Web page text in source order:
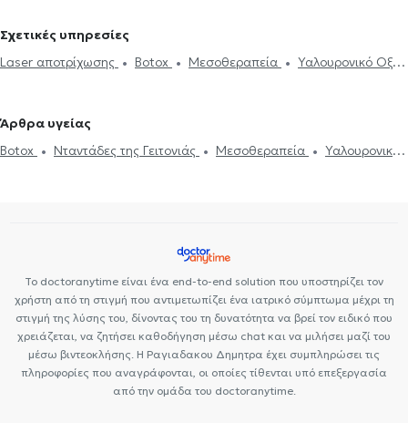
Σχετικές υπηρεσίες
Laser αποτρίχωσης
Botox Μεσοθεραπεία
Υαλουρονικό Οξύ -
σμηγματορροϊκής δερματίτιδας
Ιατρικές βεβαιώσεις
Πιστοποιητικά υγείας για εργασία
Άρθρα υγείας
Botox
Νταντάδες της Γειτονιάς Μεσοθεραπεία
Υαλουρονικό
Έκζεμα
Βλεφαροπλαστική
Απολέπιση προσώπου
Έρπης
Το doctoranytime είναι ένα end-to-end solution που υποστηρίζει τον
χρήστη από τη στιγμή που αντιμετωπίζει ένα ιατρικό σύμπτωμα μέχρι τη
στιγμή της λύσης του, δίνοντας του τη δυνατότητα να βρεί τον ειδικό που
χρειάζεται, να ζητήσει καθοδήγηση μέσω chat και να μιλήσει μαζί του
μέσω βιντεοκλήσης. Η Ραγιαδακου Δημητρα έχει συμπληρώσει τις
πληροφορίες που αναγράφονται, οι οποίες τίθενται υπό επεξεργασία
από την ομάδα του doctoranytime.